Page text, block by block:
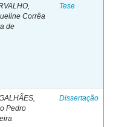
Corrêa
de
Tese
Pedro
Dissertação